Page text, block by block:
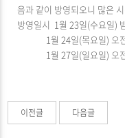
음과 같이 방영되오니 많은
방영일시 1월 23일(수요일)
1월 24일(목요일) 오전
1월 27일(일요일) 오전
이전글 다음글